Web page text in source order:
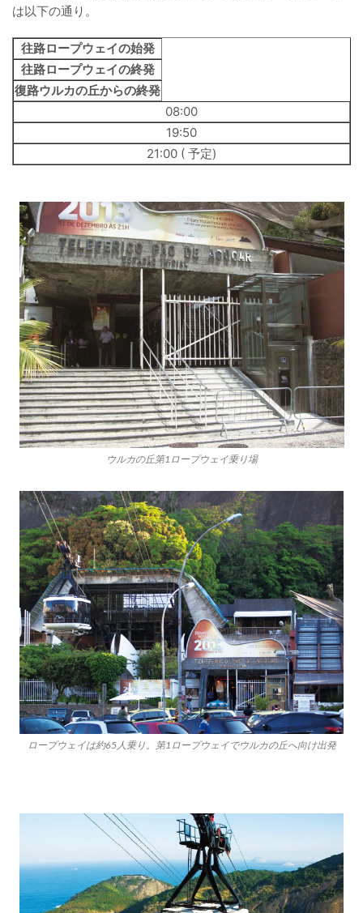
は以下の通り。
往路ロープウェイの始発
往路ロープウェイの終発
復路ウルカの丘からの終発
08:00
19:50
21:00 ( 予定)
ウルカの丘第1ロープウェイ乗り場
ロープウェイは約65人乗り。第1ロープウェイでウルカの丘へ向け出発